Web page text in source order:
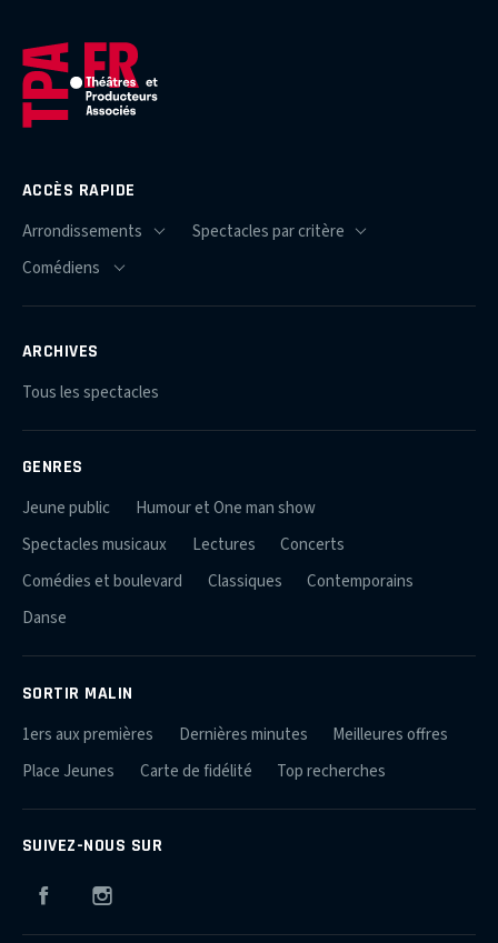
ACCÈS RAPIDE
ARCHIVES
Tous les spectacles
GENRES
Jeune public
Humour et One man show
Spectacles musicaux
Lectures
Concerts
Comédies et boulevard
Classiques
Contemporains
Danse
SORTIR MALIN
1ers aux premières Dernières minutes
Meilleures offres
Place Jeunes
Carte de fidélité Top recherches
SUIVEZ-NOUS SUR
Facebook